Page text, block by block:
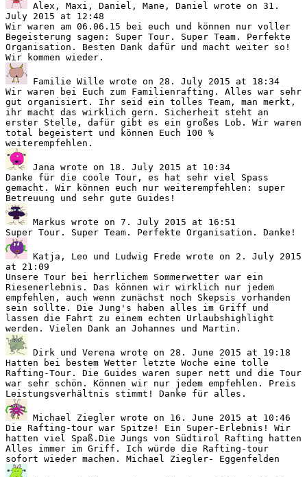
Alex, Maxi, Daniel, Mane, Daniel wrote on 31.
July 2015
at
12:48
Wir waren am 06.06.15 bei euch und können nur voller
Begeisterung sagen: Super Tour. Super Team. Perfekte
Organisation. Besten Dank dafür und macht weiter so!
Wir kommen wieder.
Familie Wille wrote on 28. July 2015 at
18:34
Wir waren bei Euch zum Familienrafting. Alles war sehr
gut organisiert. Ihr seid ein tolles Team, man merkt,
ihr macht das wirklich gern. Sicherheit steht an
erster Stelle, dafür gibt es ein großes Lob. Wir waren
total begeistert und können Euch 100 %
weiterempfehlen.
Jana wrote on 18. July 2015 at
10:34
Danke für die coole Tour, es hat sehr viel Spass
gemacht. Wir können euch nur weiterempfehlen: super
Betreuung und sehr gute Guides!
Markus wrote on 7. July 2015 at
16:51
Super Tour. Super Team. Perfekte Organisation. Danke!
Katja, Leo und Ludwig Frede wrote on 2. July 2015
at
21:09
Unsere Tour bei herrlichem Sommerwetter war ein
Riesenerlebnis. Das können wir wirklich nur jedem
empfehlen, auch wenn zunächst noch Skepsis vorhanden
sein sollte. Die Jung's haben alles im Griff und
lassen die Fahrt zu einem echten Urlaubshighlight
werden. Vielen Dank an Johannes und Martin.
Dirk und Verena wrote on 28. June 2015 at
19:18
Hatten bei bestem Wetter letzte Woche eine tolle
Rafting-Tour. Die Guides waren super nett und die Tour
war sehr schön. Können wir nur jedem empfehlen. Preis
Leistungsverhältnis stimmt! Danke für alles.
Michael Ziegler wrote on 16. June 2015 at
10:46
Die Rafting-tour war Spitze! Ein Super-Erlebnis! Wir
hatten viel Spaß.Die Jungs von Südtirol Rafting hatten
Alles immer im Griff. Ich würde die Rafting-tour
sofort wieder machen. Michael Ziegler- Eggenfelden